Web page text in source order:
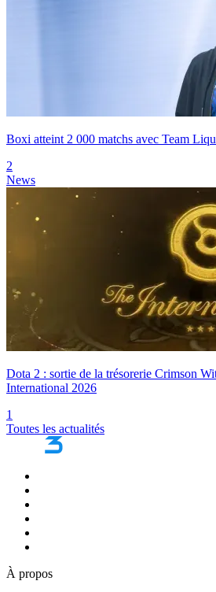
Boxi atteint 2 000 matchs avec Team
2
News
Dota 2 : sortie de la trésorerie Crimson
International 2026
1
Toutes les actualités
À propos